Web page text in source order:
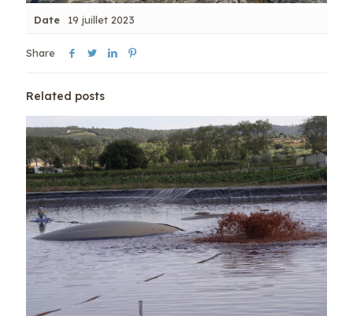
Date 19 juillet 2023
Share
Related posts